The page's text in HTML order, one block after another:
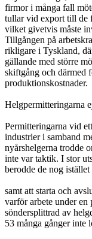
firmor i många fall
tullar vid export till de
vilket givetvis måste
Tillgången på
rikligare i Tyskland,
gällande med större
skiftgång och därmed
produktionskostnader.
Helgpermitteringarna
Permitteringarna vid
industrier i samband
nyårshelgerna trodde
inte var taktik. I stor
berodde de nog
samt att starta och
varför arbete under en
söndersplittrad av
53 många gånger inte